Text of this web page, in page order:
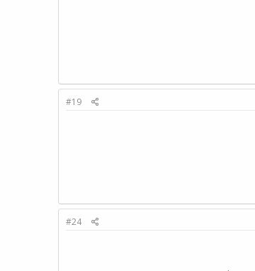
#19
#24